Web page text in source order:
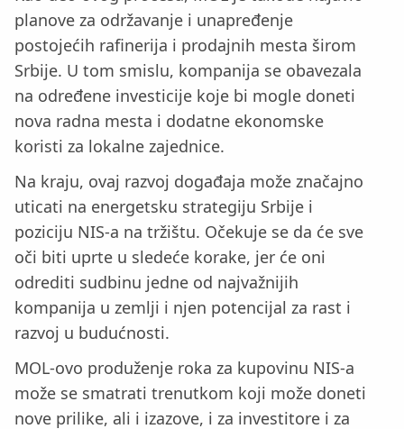
planove za održavanje i unapređenje
postojećih rafinerija i prodajnih mesta širom
Srbije. U tom smislu, kompanija se obavezala
na određene investicije koje bi mogle doneti
nova radna mesta i dodatne ekonomske
koristi za lokalne zajednice.
Na kraju, ovaj razvoj događaja može značajno
uticati na energetsku strategiju Srbije i
poziciju NIS-a na tržištu. Očekuje se da će sve
oči biti uprte u sledeće korake, jer će oni
odrediti sudbinu jedne od najvažnijih
kompanija u zemlji i njen potencijal za rast i
razvoj u budućnosti.
MOL-ovo produženje roka za kupovinu NIS-a
može se smatrati trenutkom koji može doneti
nove prilike, ali i izazove, i za investitore i za